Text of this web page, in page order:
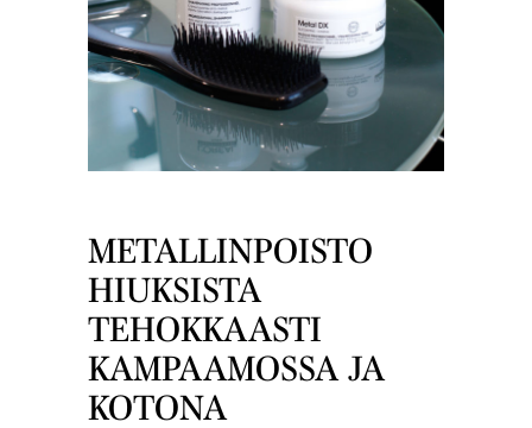
METALLINPOISTO
HIUKSISTA
TEHOKKAASTI
KAMPAAMOSSA JA
KOTONA